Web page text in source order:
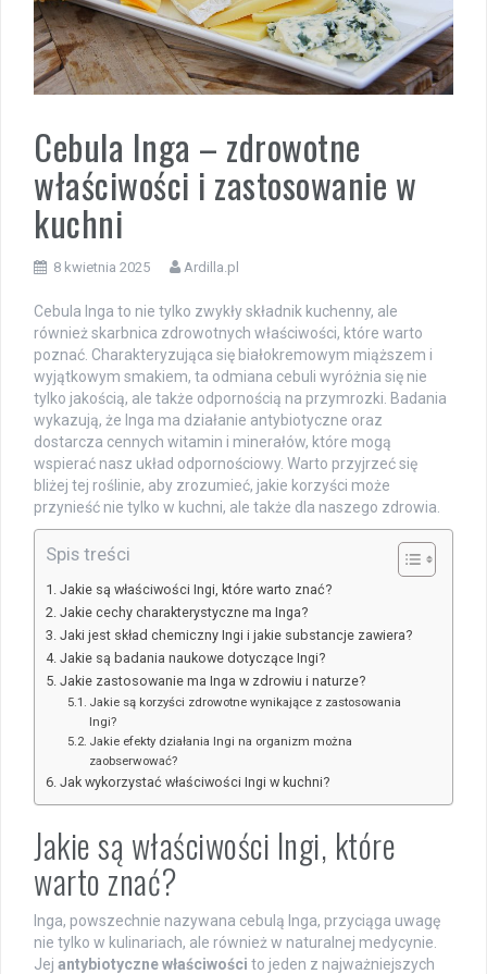
Cebula Inga – zdrowotne
właściwości i zastosowanie w
kuchni
8 kwietnia 2025 Ardilla.pl
Cebula Inga to nie tylko zwykły składnik kuchenny, ale
również skarbnica zdrowotnych właściwości, które warto
poznać. Charakteryzująca się białokremowym miąższem i
wyjątkowym smakiem, ta odmiana cebuli wyróżnia się nie
tylko jakością, ale także odpornością na przymrozki. Badania
wykazują, że Inga ma działanie antybiotyczne oraz
dostarcza cennych witamin i minerałów, które mogą
wspierać nasz układ odpornościowy. Warto przyjrzeć się
bliżej tej roślinie, aby zrozumieć, jakie korzyści może
przynieść nie tylko w kuchni, ale także dla naszego zdrowia.
Spis treści
Jakie są właściwości Ingi, które warto znać?
Jakie cechy charakterystyczne ma Inga?
Jaki jest skład chemiczny Ingi i jakie substancje zawiera?
Jakie są badania naukowe dotyczące Ingi?
Jakie zastosowanie ma Inga w zdrowiu i naturze?
Jakie są korzyści zdrowotne wynikające z zastosowania
Ingi?
Jakie efekty działania Ingi na organizm można
zaobserwować?
Jak wykorzystać właściwości Ingi w kuchni?
Jakie są właściwości Ingi, które
warto znać?
Inga, powszechnie nazywana cebulą Inga, przyciąga uwagę
nie tylko w kulinariach, ale również w naturalnej medycynie.
Jej antybiotyczne właściwości to jeden z najważniejszych